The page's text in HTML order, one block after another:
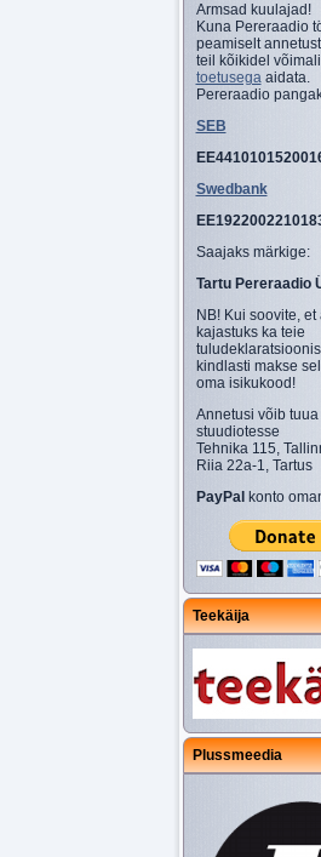
Armsad kuulajad!
Kuna Pereraadio
peamiselt
teil kõikidel
toetusegaaidata.
Pereraadio
SEB
Swedbank
Saajaks märkige:
Tartu Pereraadio
NB! Kui soovite, et
kajastuks ka teie
kindlasti makse
oma isikukood!
Annetusi võib tuua
stuudiotesse
Tehnika 115,
Riia 22a-1, Tartus
PayPal konto
Teekäija
Plussmeedia